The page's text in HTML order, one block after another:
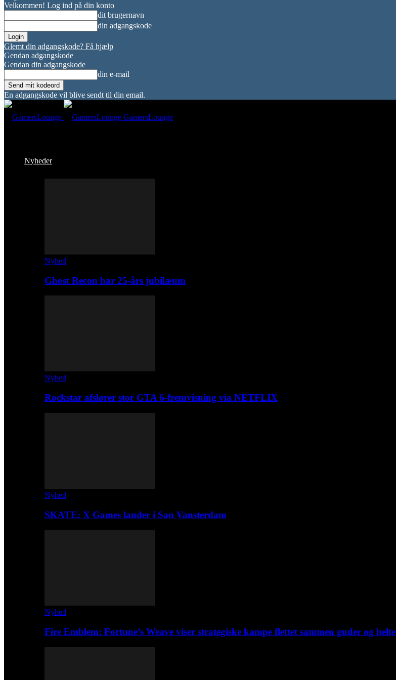
Velkommen! Log ind på din konto
dit brugernavn
din adgangskode
Glemt din adgangskode? Få hjælp
Gendan adgangskode
Gendan din adgangskode
din e-mail
En adgangskode vil blive sendt til din email.
GamersLounge
Nyheder
Nyhed
Ghost Recon har 25-års jubilæum
Nyhed
Rockstar afslører stor GTA 6-fremvisning via NETFLIX
Nyhed
SKATE: X Games lander i San Vansterdam
Nyhed
Fire Emblem: Fortune’s Weave viser strategiske kampe flettet sammen guder og helte